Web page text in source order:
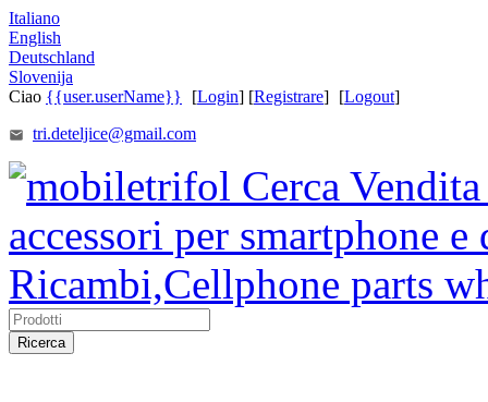
Italiano
English
Deutschland
Slovenija
Ciao {{user.userName}} [Login] [Registrare] [Logout]
tri.deteljice@gmail.com
Ricerca